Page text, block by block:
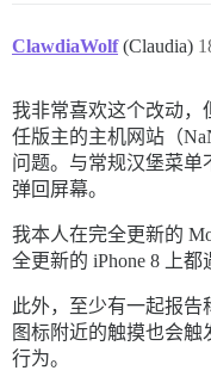
ClawdiaWolf (Claudia)
我非常喜欢这个改动，
任版主的主机网站（
问题。与常规汉堡菜
弹回屏幕。
我本人在完全更新的
全更新的 iPhone 8 上都
此外，至少有一起报
图标附近的触摸也会
行为。